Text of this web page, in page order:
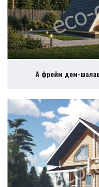
А фрейм дом-